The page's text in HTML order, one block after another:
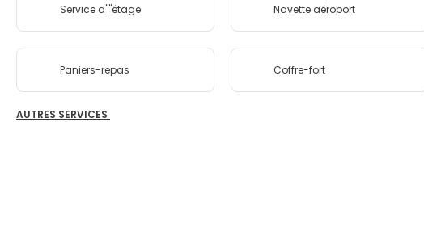
Service d''''étage Navette aéroport
Paniers-repas Coffre-fort
AUTRES SERVICES